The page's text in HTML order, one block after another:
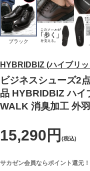
HYBRIDBIZ (ハイブリ
ビジネスシューズ2
品 HYBRIDBIZ ハイ
WALK 消臭加工 外
15,290円 (税込)
サカゼン会員ならポイント還元！
ブラック